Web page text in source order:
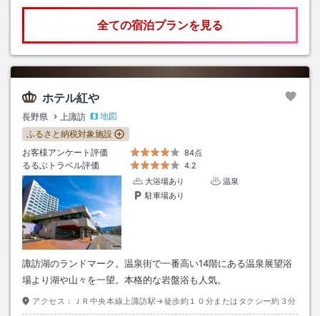
全ての宿泊プランを見る
ホテル紅や
長野県 上諏訪
地図
ふるさと納税対象施設
お客様アンケート評価
84点
るるぶトラベル評価
4.2
大浴場あり
温泉
駐車場あり
諏訪湖のランドマーク。温泉街で一番高い14階にある温泉展望浴
場より湖や山々を一望。本格的な岩盤浴も人気。
アクセス： ＪＲ中央本線上諏訪駅→徒歩約１０分またはタクシー約３分